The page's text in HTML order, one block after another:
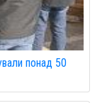
понад 50